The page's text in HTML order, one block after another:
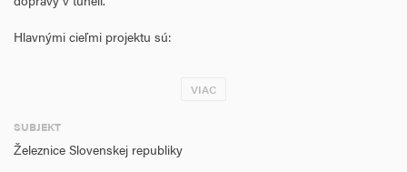
Hlavnými cieľmi projektu sú:
- odstránenie trvalých prevádzkových obmedzení
VIAC
SUBJEKT
Železnice Slovenskej republiky